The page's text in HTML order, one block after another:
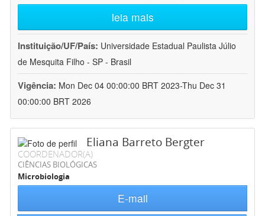
leia mais
Instituição/UF/País: Universidade Estadual Paulista Júlio
de Mesquita Filho - SP - Brasil
Vigência: Mon Dec 04 00:00:00 BRT 2023-Thu Dec 31
00:00:00 BRT 2026
Eliana Barreto Bergter
COORDENADOR(A)
CIÊNCIAS BIOLÓGICAS
Microbiologia
E-mail